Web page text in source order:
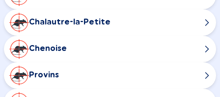
Chalautre-la-Petite
Chenoise
Provins